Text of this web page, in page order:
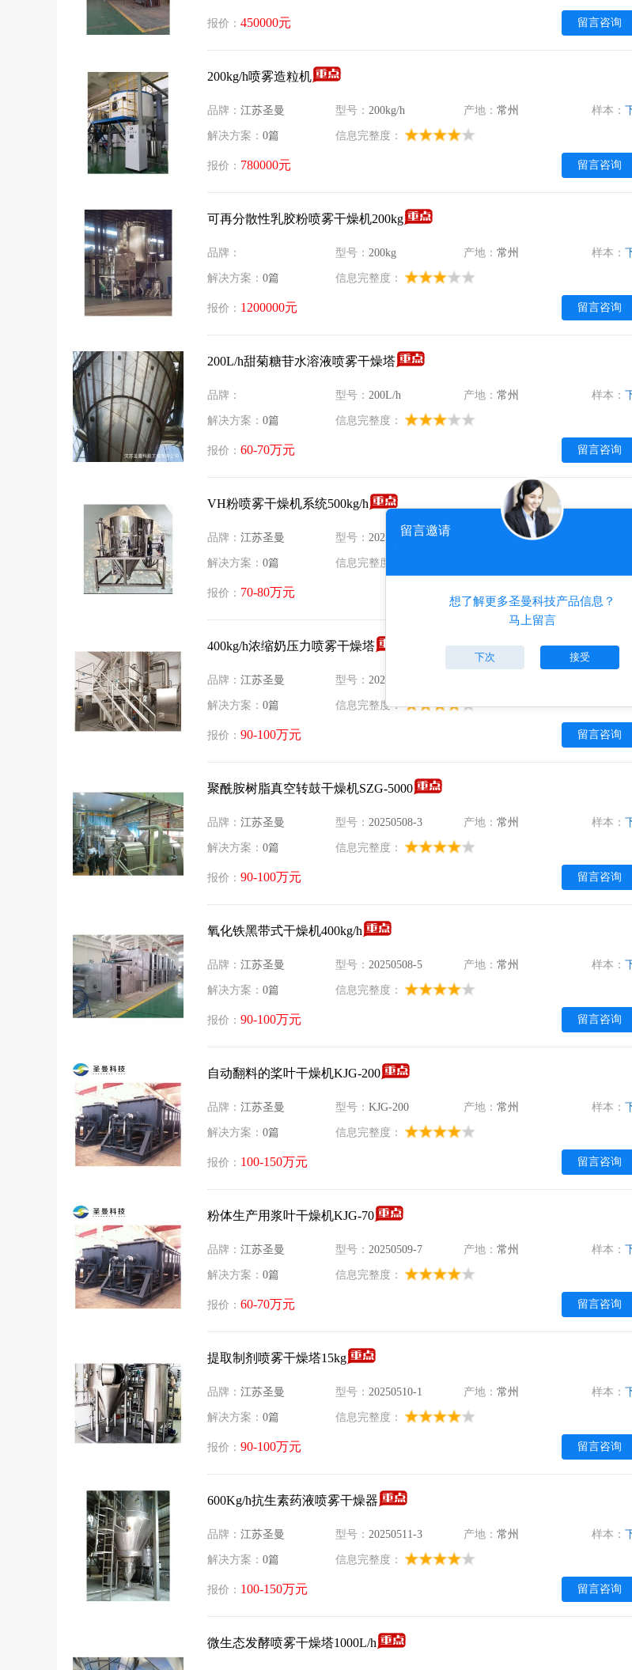
报价： 450000元 留言咨询
200kg/h喷雾造粒机
品牌： 江苏圣曼 型号： 200kg/h 产地： 常州 样本：
解决方案： 0篇 信息完整度：
报价： 780000元 留言咨询
​可再分散性乳胶粉喷雾干燥机200kg
品牌： 型号： 200kg 产地： 常州 样本：
解决方案： 0篇 信息完整度：
报价： 1200000元 留言咨询
​200L/h甜菊糖苷水溶液喷雾干燥塔
品牌： 型号： ​200L/h 产地： 常州 样本：
解决方案： 0篇 信息完整度：
报价： 60-70万元 留言咨询
VH粉喷雾干燥机系统500kg/h
品牌： 江苏圣曼 型号： 20250507-8 常州
解决方案： 0篇 信息完整度：
报价： 70-80万元
400kg/h浓缩奶压力喷雾干燥塔
品牌： 江苏圣曼 型号： 20250507-10
解决方案： 0篇 信息完整度：
报价： 90-100万元 留言咨询
聚酰胺树脂真空转鼓干燥机SZG-5000
品牌： 江苏圣曼 型号： 20250508-3 产地： 常州 样本：
解决方案： 0篇 信息完整度：
报价： 90-100万元 留言咨询
氧化铁黑带式干燥机400kg/h
品牌： 江苏圣曼 型号： 20250508-5 产地： 常州 样本：
解决方案： 0篇 信息完整度：
报价： 90-100万元 留言咨询
​自动翻料的桨叶干燥机KJG-200
品牌： 江苏圣曼 型号： KJG-200 产地： 常州 样本：
解决方案： 0篇 信息完整度：
报价： 100-150万元 留言咨询
​粉体生产用浆叶干燥机KJG-70
品牌： 江苏圣曼 型号： 20250509-7 产地： 常州 样本：
解决方案： 0篇 信息完整度：
报价： 60-70万元 留言咨询
​提取制剂喷雾干燥塔15kg
品牌： 江苏圣曼 型号： 20250510-1 产地： 常州 样本：
解决方案： 0篇 信息完整度：
报价： 90-100万元 留言咨询
600Kg/h抗生素药液喷雾干燥器
品牌： 江苏圣曼 型号： 20250511-3 产地： 常州 样本：
解决方案： 0篇 信息完整度：
报价： 100-150万元 留言咨询
​微生态发酵喷雾干燥塔1000L/h
留言邀请
想了解更多圣曼科技产品信息？
马上留言
下次 接受